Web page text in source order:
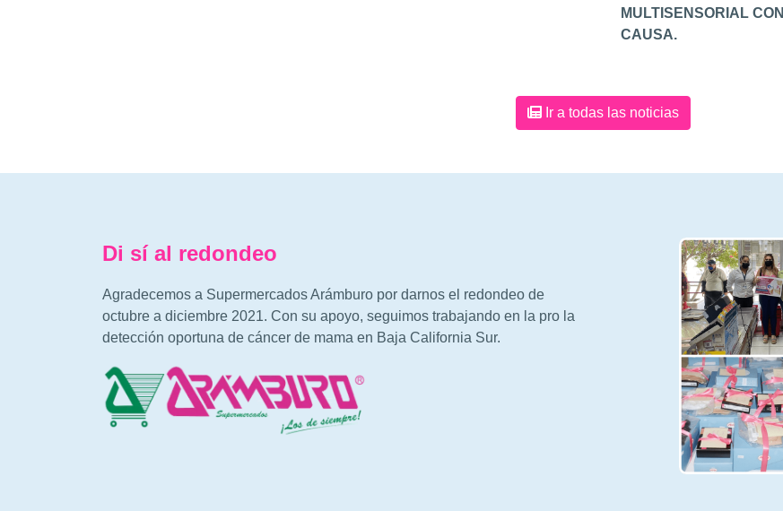
MULTISENSORIAL CON
CAUSA.
Ir a todas las noticias
Di sí al redondeo
Agradecemos a Supermercados Arámburo por darnos el redondeo de
octubre a diciembre 2021. Con su apoyo, seguimos trabajando en la pro la
detección oportuna de cáncer de mama en Baja California Sur.